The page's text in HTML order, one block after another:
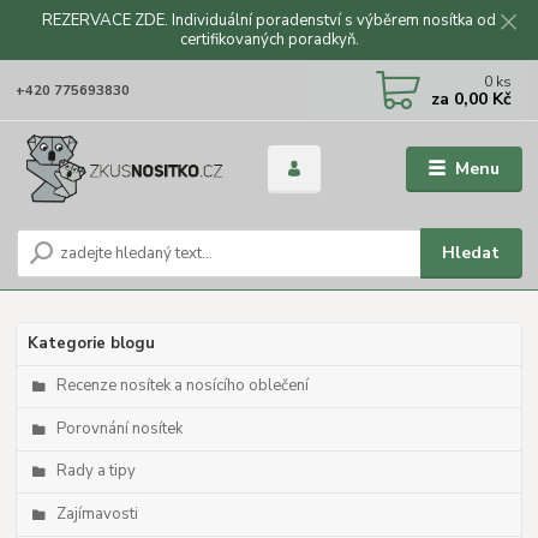
REZERVACE ZDE. Individuální poradenství s výběrem nosítka od
certifikovaných poradkyň.
Menu
Hledat
+420 775693830 0 ks
za 0,00 Kč
Kategorie blogu
Recenze nosítek a nosícího oblečení
Porovnání nosítek
Rady a tipy
Zajímavosti